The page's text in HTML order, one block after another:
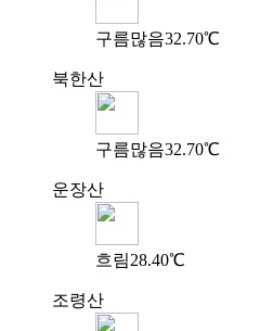
구름많음32.70℃
북한산
구름많음32.70℃
운장산
흐림28.40℃
조령산